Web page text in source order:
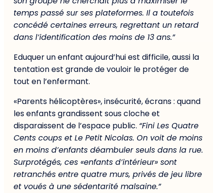
temps passé sur ses plateformes. Il a toutefois
concédé certaines erreurs, regrettant un retard
dans l’identification des moins de 13 ans.”
Eduquer un enfant aujourd’hui est difficile, aussi la
tentation est grande de vouloir le protéger de
tout en l’enfermant.
«Parents hélicoptères», insécurité, écrans : quand
les enfants grandissent sous cloche et
disparaissent de l’espace public. “Fini Les Quatre
Cents coups et Le Petit Nicolas. On voit de moins
en moins d’enfants déambuler seuls dans la rue.
Surprotégés, ces «enfants d’intérieur» sont
retranchés entre quatre murs, privés de jeu libre
et voués à une sédentarité malsaine.”